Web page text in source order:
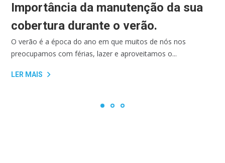
Importância da manutenção da sua
cobertura durante o verão.
O verão é a época do ano em que muitos de nós nos
preocupamos com férias, lazer e aproveitamos o...
LER MAIS